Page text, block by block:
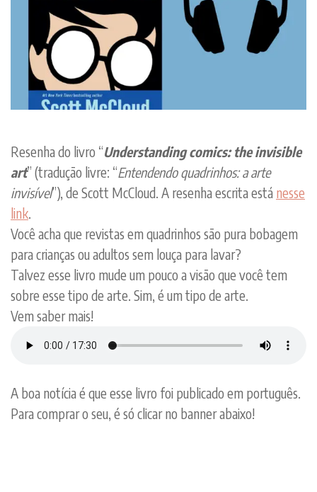
Resenha do livro “Understanding comics: the invisible
art” (tradução livre: “Entendendo quadrinhos: a arte
invisível”), de Scott McCloud. A resenha escrita está nesse
link.
Você acha que revistas em quadrinhos são pura bobagem
para crianças ou adultos sem louça para lavar?
Talvez esse livro mude um pouco a visão que você tem
sobre esse tipo de arte. Sim, é um tipo de arte.
Vem saber mais!
A boa notícia é que esse livro foi publicado em português.
Para comprar o seu, é só clicar no banner abaixo!